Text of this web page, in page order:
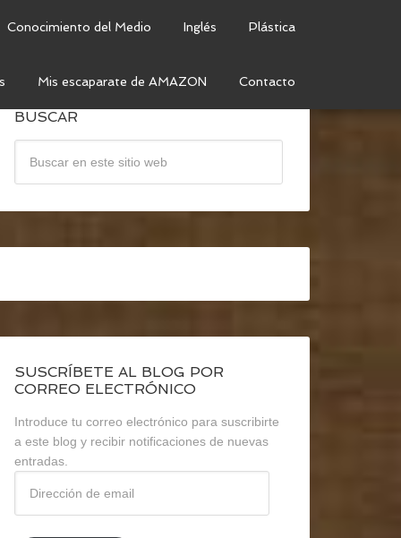
Conocimiento del Medio Inglés Plástica
Mis escaparate de AMAZON Contacto
BUSCAR
SUSCRÍBETE AL BLOG POR
CORREO ELECTRÓNICO
Introduce tu correo electrónico para suscribirte
a este blog y recibir notificaciones de nuevas
entradas.
email